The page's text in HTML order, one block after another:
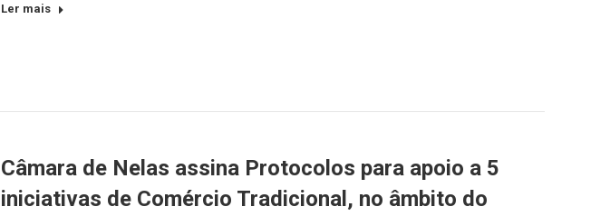
Ler mais
Câmara de Nelas assina Protocolos para apoio a 5
iniciativas de Comércio Tradicional, no âmbito do